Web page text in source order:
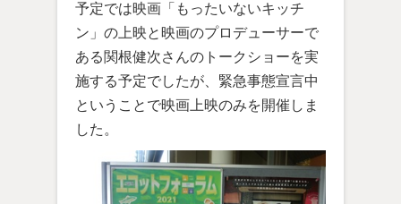
予定では映画「もったいないキッチ
ン」の上映と映画のプロデューサーで
ある関根健次さんのトークショーを実
施する予定でしたが、緊急事態宣言中
ということで映画上映のみを開催しま
した。